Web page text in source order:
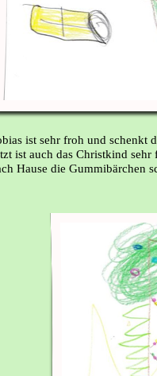
ist sehr froh und schenkt
ist auch das Christkind
Hause die Gummibärchen